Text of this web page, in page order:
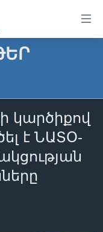
կարծիքով
է ՆԱՏՕ-